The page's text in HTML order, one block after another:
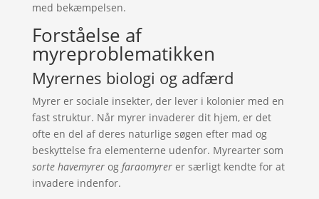
med bekæmpelsen.
Forståelse af
myreproblematikken
Myrernes biologi og adfærd
Myrer er sociale insekter, der lever i kolonier med en
fast struktur. Når myrer invaderer dit hjem, er det
ofte en del af deres naturlige søgen efter mad og
beskyttelse fra elementerne udenfor. Myrearter som
sorte havemyrerog faraomyrerer særligt kendte for at
invadere indenfor.